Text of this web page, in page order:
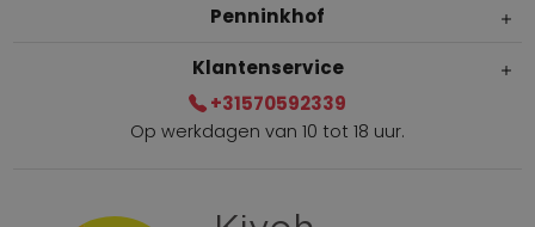
Penninkhof
Klantenservice
+31570592339
Op werkdagen van 10 tot 18 uur.